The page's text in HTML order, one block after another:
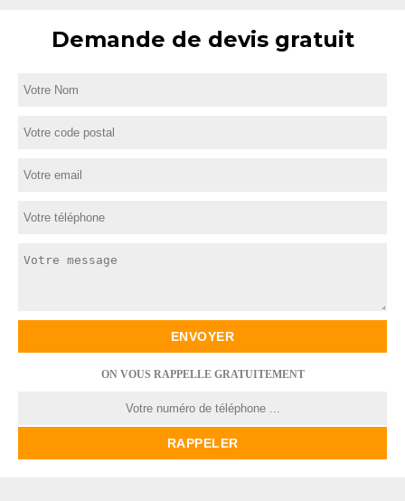
Demande de devis gratuit
ON VOUS RAPPELLE GRATUITEMENT